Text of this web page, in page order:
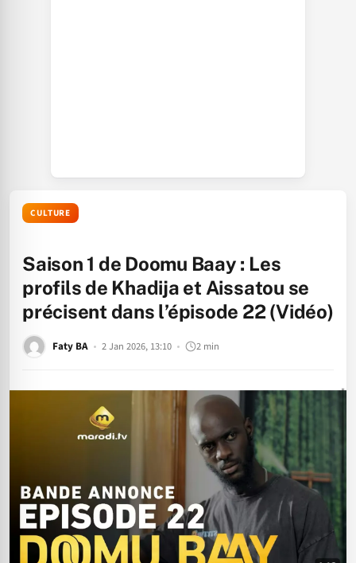
CULTURE
Saison 1 de Doomu Baay : Les
profils de Khadija et Aissatou se
précisent dans l’épisode 22 (Vidéo)
Faty BA 2 Jan 2026, 13:10 2 min